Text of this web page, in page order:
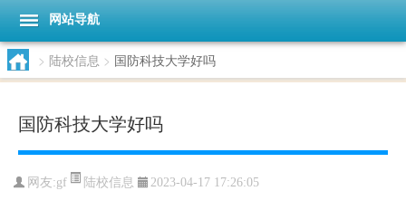
网站导航
> 陆校信息 > 国防科技大学好吗
国防科技大学好吗
网友:gf 陆校信息 2023-04-17 17:26:05